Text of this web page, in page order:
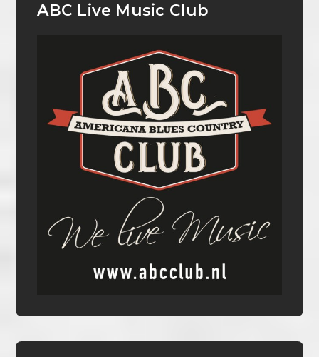
ABC Live Music Club